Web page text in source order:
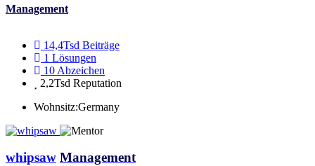
Management
14,4Tsd Beiträge
1 Lösungen
10 Abzeichen
2,2Tsd Reputation
Wohnsitz:Germany
whipsaw Management